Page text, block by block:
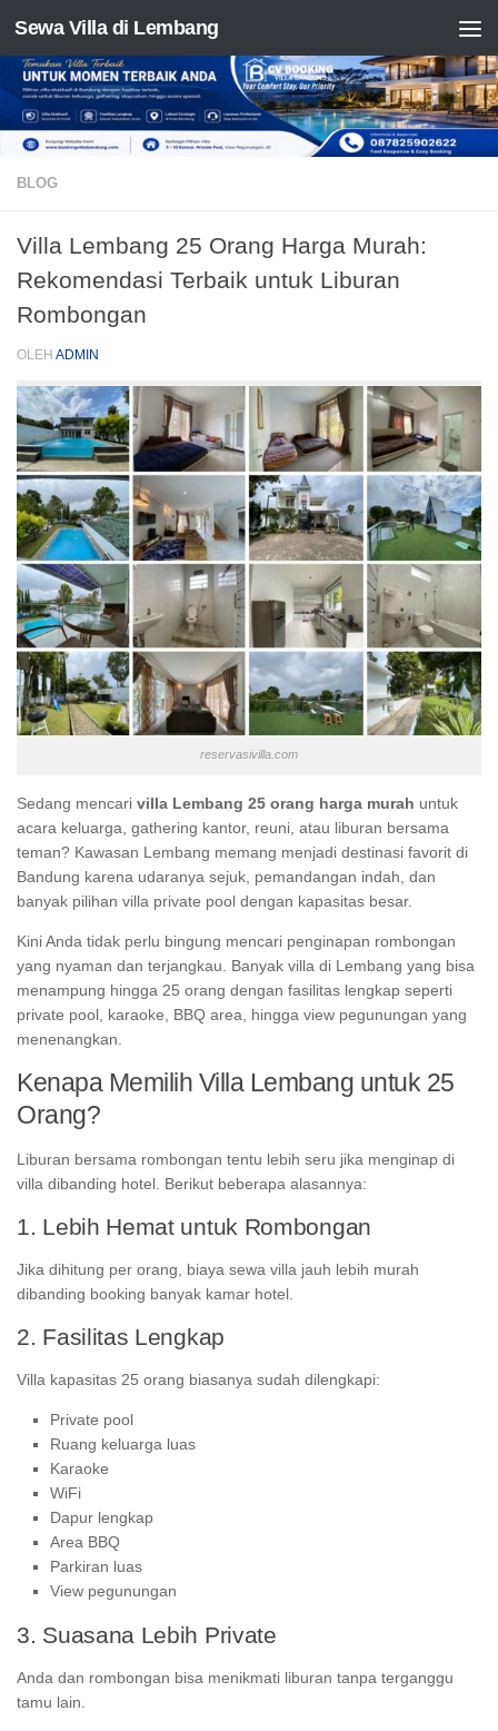
Skip to content
Sewa Villa di Lembang
BLOG
Villa Lembang 25 Orang Harga Murah:
Rekomendasi Terbaik untuk Liburan
Rombongan
OLEH ADMIN
reservasivilla.com
Sedang mencari villa Lembang 25 orang harga murah untuk
acara keluarga, gathering kantor, reuni, atau liburan bersama
teman? Kawasan Lembang memang menjadi destinasi favorit di
Bandung karena udaranya sejuk, pemandangan indah, dan
banyak pilihan villa private pool dengan kapasitas besar.
Kini Anda tidak perlu bingung mencari penginapan rombongan
yang nyaman dan terjangkau. Banyak villa di Lembang yang bisa
menampung hingga 25 orang dengan fasilitas lengkap seperti
private pool, karaoke, BBQ area, hingga view pegunungan yang
menenangkan.
Kenapa Memilih Villa Lembang untuk 25
Orang?
Liburan bersama rombongan tentu lebih seru jika menginap di
villa dibanding hotel. Berikut beberapa alasannya:
1. Lebih Hemat untuk Rombongan
Jika dihitung per orang, biaya sewa villa jauh lebih murah
dibanding booking banyak kamar hotel.
2. Fasilitas Lengkap
Villa kapasitas 25 orang biasanya sudah dilengkapi:
Private pool
Ruang keluarga luas
Karaoke
WiFi
Dapur lengkap
Area BBQ
Parkiran luas
View pegunungan
3. Suasana Lebih Private
Anda dan rombongan bisa menikmati liburan tanpa terganggu
tamu lain.